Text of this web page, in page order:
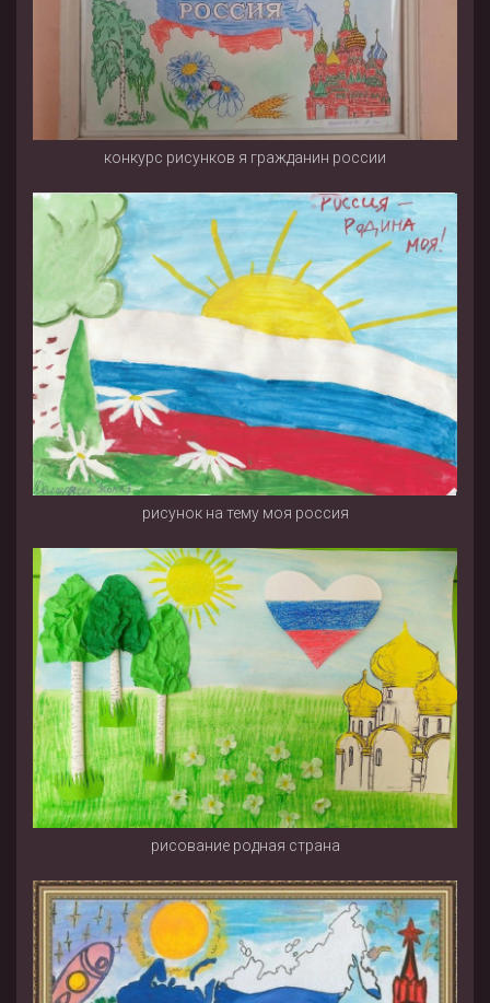
конкурс рисунков я гражданин россии
рисунок на тему моя россия
рисование родная страна